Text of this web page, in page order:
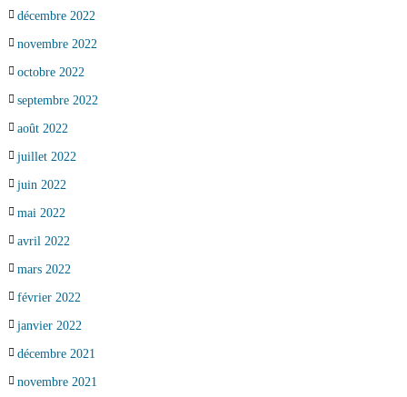
décembre 2022
novembre 2022
octobre 2022
septembre 2022
août 2022
juillet 2022
juin 2022
mai 2022
avril 2022
mars 2022
février 2022
janvier 2022
décembre 2021
novembre 2021